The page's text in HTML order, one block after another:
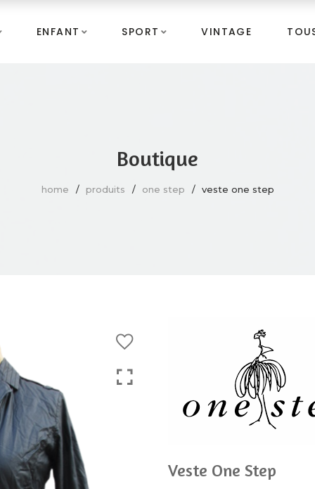
ENFANT SPORT VINTAGE
Boutique
home produits one step veste one step
Veste One Step